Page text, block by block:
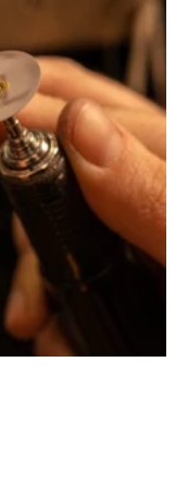
tournaire
les codes de la
des formes et des
des modes, la
de caractère et
ainsi que ses
portes en 1984 à
ces bijoux